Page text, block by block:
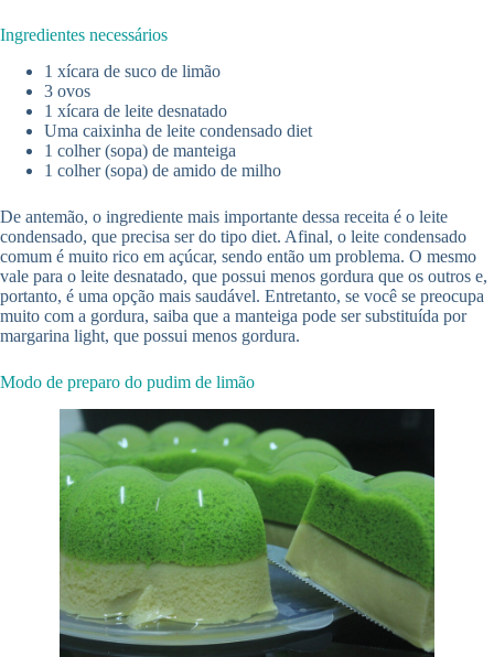
Ingredientes necessários
1 xícara de suco de limão
3 ovos
1 xícara de leite desnatado
Uma caixinha de leite condensado diet
1 colher (sopa) de manteiga
1 colher (sopa) de amido de milho
De antemão, o ingrediente mais importante dessa receita é o leite
condensado, que precisa ser do tipo diet. Afinal, o leite condensado
comum é muito rico em açúcar, sendo então um problema. O mesmo
vale para o leite desnatado, que possui menos gordura que os outros e,
portanto, é uma opção mais saudável. Entretanto, se você se preocupa
muito com a gordura, saiba que a manteiga pode ser substituída por
margarina light, que possui menos gordura.
Modo de preparo do pudim de limão